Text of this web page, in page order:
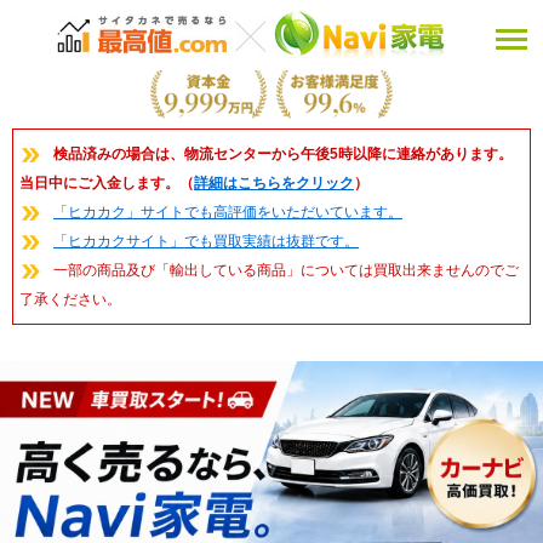
検品済みの場合は、物流センターから午後5時以降に連絡があります。
当日中にご入金します。（詳細はこちらをクリック ）
「ヒカカク」サイトでも高評価をいただいています。
「ヒカカクサイト」でも買取実績は抜群です。
一部の商品及び「輸出している商品」については買取出来ませんのでご
了承ください。